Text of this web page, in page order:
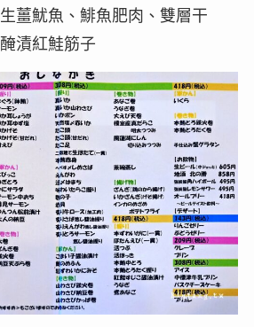
薑魷魚、鯡魚肥肉、雙層干
漬紅鮭筋子